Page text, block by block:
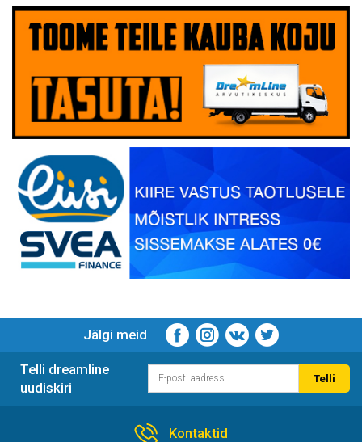
Jälgi meid
Telli dreamline
uudiskiri
Telli
Kontaktid